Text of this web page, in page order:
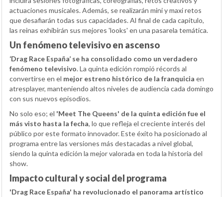
actuaciones musicales. Además, se realizarán mini y maxi retos
que desafiarán todas sus capacidades. Al final de cada capítulo,
las reinas exhibirán sus mejores 'looks' en una pasarela temática.
Un fenómeno televisivo en ascenso
‘Drag Race España’ se ha consolidado como un verdadero
fenómeno televisivo. La quinta edición rompió récords al
convertirse en el mejor estreno histórico de la franquicia en
atresplayer, manteniendo altos niveles de audiencia cada domingo
con sus nuevos episodios.
No solo eso; el 'Meet The Queens' de la quinta edición fue el
más visto hasta la fecha, lo que refleja el creciente interés del
público por este formato innovador. Este éxito ha posicionado al
programa entre las versiones más destacadas a nivel global,
siendo la quinta edición la mejor valorada en toda la historia del
show.
Impacto cultural y social del programa
'Drag Race España' ha revolucionado el panorama artístico